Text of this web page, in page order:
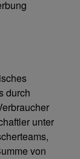
durch
unter
von